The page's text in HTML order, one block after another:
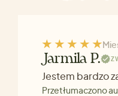
Jarmila P.
Jestem bardzo
Przetłumaczono